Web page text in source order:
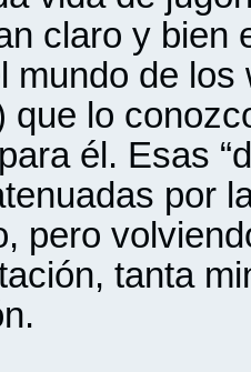
claro y bien
mundo de
que lo
él. Esas
por
pero
tanta